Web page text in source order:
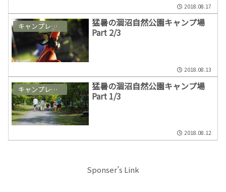
2018.08.17
キャンプレポート
猛暑の涸沼自然公園キャンプ場
Part 2/3
2018.08.13
キャンプレポート
猛暑の涸沼自然公園キャンプ場
Part 1/3
2018.08.12
Sponser’s Link